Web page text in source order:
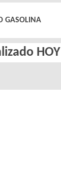
GASOLINA
HOY